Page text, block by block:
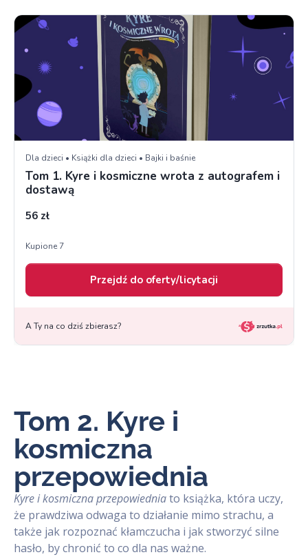
Tom 2. Kyre i
kosmiczna
przepowiednia
Kyre i kosmiczna przepowiedniato książka, która uczy,
że prawdziwa odwaga to działanie mimo strachu, a
także jak rozpoznać kłamczucha i jak stworzyć silne
hasło, by chronić to co dla nas ważne.